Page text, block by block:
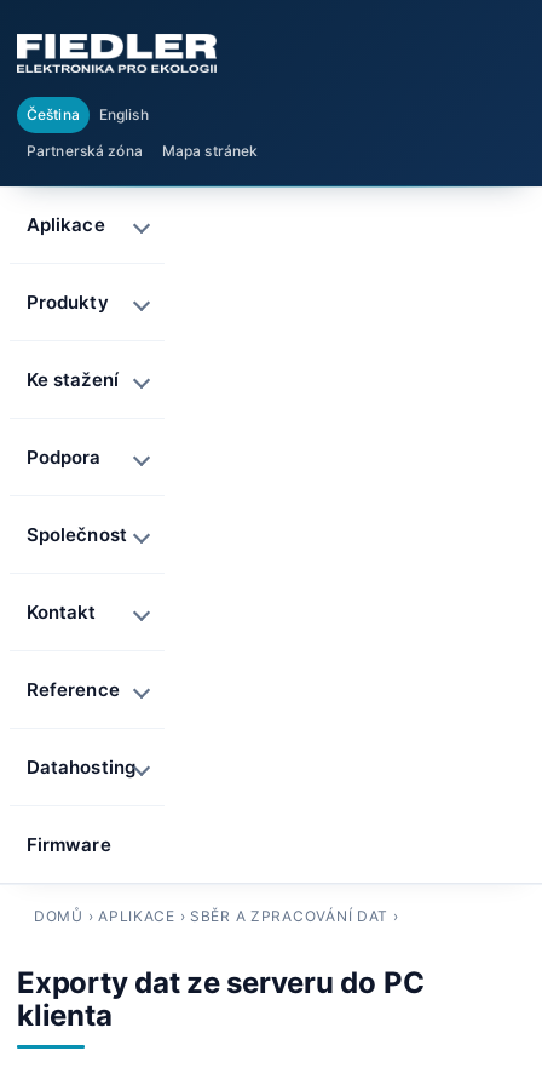
Čeština
English
Partnerská zóna
Mapa stránek
DOMŮ ›APLIKACE › SBĚR A ZPRACOVÁNÍ DAT ›
Exporty dat ze serveru do PC
klienta
Aplikace
Produkty
Ke stažení
Podpora
Společnost
Kontakt
Reference
Datahosting
Firmware